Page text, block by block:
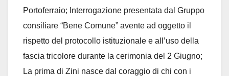
Portoferraio; Interrogazione presentata dal Gruppo
consiliare “Bene Comune” avente ad oggetto il
rispetto del protocollo istituzionale e all’uso della
fascia tricolore durante la cerimonia del 2 Giugno;
La prima di Zini nasce dal coraggio di chi con i